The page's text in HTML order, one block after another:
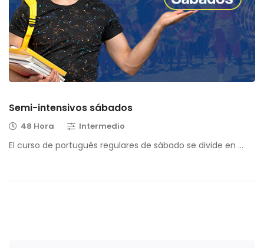
Semi-intensivos sábados
48 Hora Intermedio
El curso de portugués regulares de sábado se divide en …